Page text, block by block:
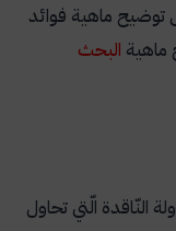
توضيح ماهية فوائد
ماهية البحث
النّاقدة الّتي تحاول